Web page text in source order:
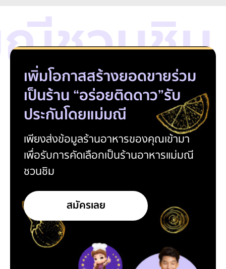
ชวนชิม
เพิ่มโอกาสสร้างยอดขายร่วม
เป็นร้าน “อร่อยติดดาว”รับ
ประกันโดยแม่มณี
เพียงส่งข้อมูลร้านอาหารของคุณเข้ามา
เพื่อรับการคัดเลือกเป็นร้านอาหารแม่มณี
ชวนชิม
สมัครเลย